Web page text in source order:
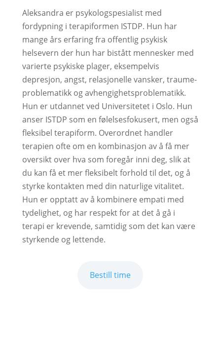
Aleksandra er psy­ko­log­spe­sia­list med
fordypning i tera­pi­for­men ISTDP. Hun har
mange års erfaring fra offentlig psykisk
helsevern der hun har bistått mennesker med
varierte psykiske plager, ek­sem­pelvis
depresjon, angst, rela­sjo­nel­le vansker, trau­me­
prob­le­matikk og av­hen­gig­hets­prob­lematikk.
Hun er utdannet ved Universitetet i Oslo. Hun
anser ISTDP som en følelsesfokusert, men også
fleksibel terapiform. Over­ord­net handler
terapien ofte om en kombinasjon av å få mer
oversikt over hva som foregår inni deg, slik at
du kan få et mer fleksibelt forhold til det, og å
styrke kontakten med din naturlige vitalitet.
Hun er opptatt av å kombinere em­pa­ti med
tydelighet, og har respekt for at det å gå i
terapi er krevende, samtidig som det kan være
styrkende og lettende.
Bestill time